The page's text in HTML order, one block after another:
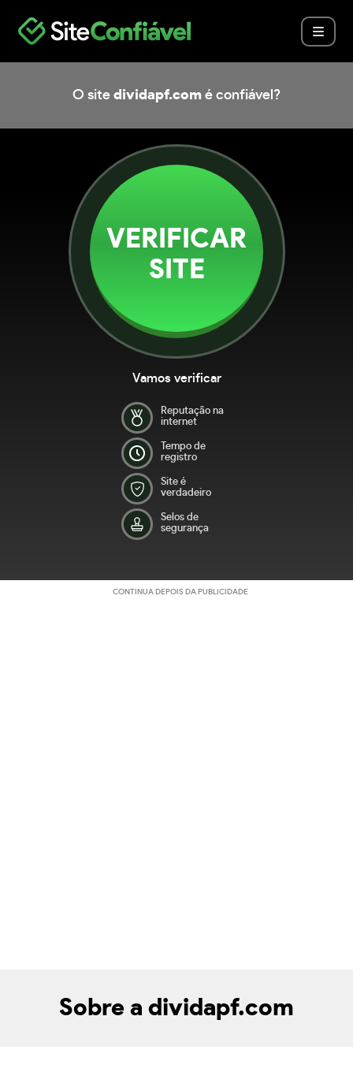
O site dividapf.com é confiável?
VERIFICAR
SITE
Vamos verificar
Reputação na
internet
Tempo de
registro
Site é
verdadeiro
Selos de
segurança
CONTINUA DEPOIS DA PUBLICIDADE
Sobre a dividapf.com